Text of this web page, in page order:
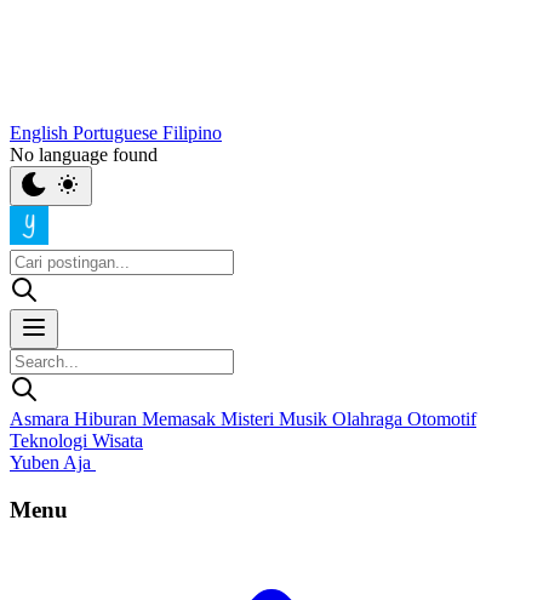
English Portuguese Filipino
No language found
Asmara Hiburan Memasak Misteri Musik Olahraga Otomotif
Teknologi Wisata
Yuben Aja
Menu